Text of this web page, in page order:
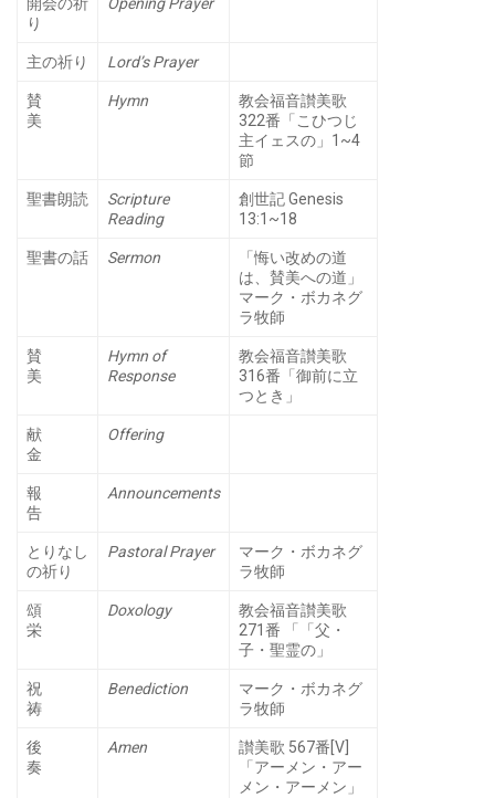
り
主の祈り Lord’s Prayer
賛
美
Hymn
教会福音讃美歌
322番「こひつじ
主イェスの」1~4
節
聖書朗読
Scripture
Reading
創世記 Genesis
13:1~18
聖書の話 Sermon
「悔い改めの道
は、賛美への道」
マーク・ボカネグ
ラ牧師
賛
美
Hymn of
Response
教会福音讃美歌
316番「御前に立
つとき」
献
金
Offering
報
告
Announcements
とりなし
の祈り
Pastoral Prayer
マーク・ボカネグ
ラ牧師
頌
栄
Doxology
教会福音讃美歌
271番 「「父・
子・聖霊の」
祝
祷
Benediction
マーク・ボカネグ
ラ牧師
後
奏
Amen
讃美歌 567番[V]
「アーメン・アー
メン・アーメン」